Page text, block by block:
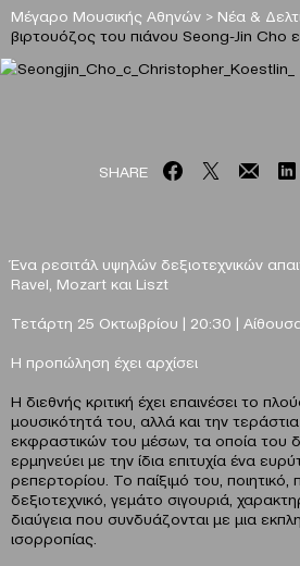
Μέγαρο Μουσικής Αθηνών > Νέα &
βιρτουόζος του πιάνου Seong-Jin Cho
SHARE
Ένα ρεσιτάλ υψηλών δεξιοτεχνικών
Ravel, Mozart και Liszt
Τετάρτη 25 Οκτωβρίου | 20:30 |
Η προπώληση έχει αρχίσει
Η διεθνής κριτική έχει επαινέσει το
μουσικότητά του, αλλά και την
εκφραστικών του μέσων, τα οποία του
ερμηνεύει με την ίδια επιτυχία ένα
ρεπερτορίου. Το παίξιμό του, ποιητικό,
δεξιοτεχνικό, γεμάτο σιγουριά,
διαύγεια που συνδυάζονται με μια
ισορροπίας.